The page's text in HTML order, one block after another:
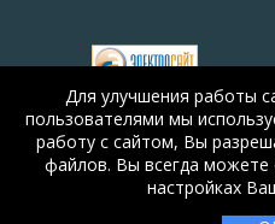
Для улучшения работы
пользователями мы
работу с сайтом, Вы
файлов. Вы всегда
настройках